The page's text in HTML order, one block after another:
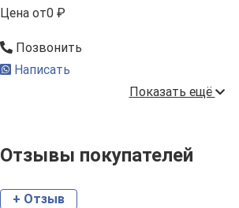
Цена от0 ₽
Позвонить
Написать
Показать ещё
Отзывы покупателей
+ Отзыв